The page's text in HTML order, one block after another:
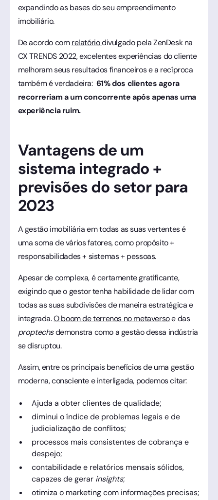
expandindo as bases do seu empreendimento
imobiliário.
De acordo comrelatóriodivulgado pela ZenDesk na
CX TRENDS 2022, excelentes experiências do cliente
melhoram seus resultados financeiros e a recíproca
também é verdadeira: 61% dos clientes agora
recorreriam a um concorrente após apenas uma
experiência ruim.
Vantagens de um
sistema integrado +
previsões do setor para
2023
A gestão imobiliária em todas as suas vertentes é
uma soma de vários fatores, como propósito +
responsabilidades + sistemas + pessoas.
Apesar de complexa, é certamente gratificante,
exigindo que o gestor tenha habilidade de lidar com
todas as suas subdivisões de maneira estratégica e
integrada.O boom de terrenos no metaversoe das
proptechsdemonstra como a gestão dessa indústria
se disruptou.
Assim, entre os principais benefícios de uma gestão
moderna, consciente e interligada, podemos citar:
Ajuda a obter clientes de qualidade;
diminui o índice de problemas legais e de
judicialização de conflitos;
processos mais consistentes de cobrança e
despejo;
contabilidade e relatórios mensais sólidos,
capazes de gerar insights;
otimiza o marketing com informações precisas;